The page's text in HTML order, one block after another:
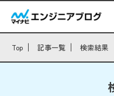
Top 記事一覧 検索結果